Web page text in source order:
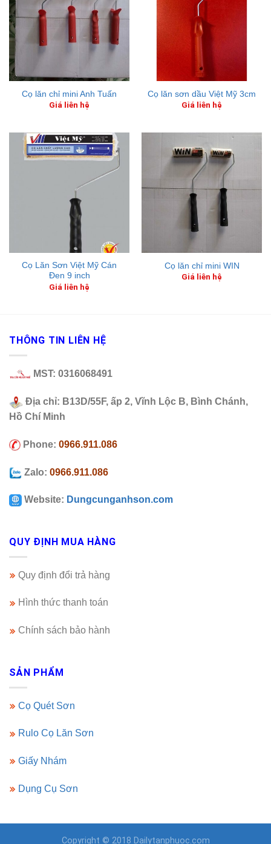
Cọ lăn chỉ mini Anh Tuấn
Giá liên hệ
Cọ lăn sơn dầu Việt Mỹ 3cm
Giá liên hệ
Cọ Lăn Sơn Việt Mỹ Cán
Đen 9 inch
Giá liên hệ
Cọ lăn chỉ mini WIN
Giá liên hệ
THÔNG TIN LIÊN HỆ
MST: 0316068491
Địa chỉ: B13D/55F, ấp 2, Vĩnh Lộc B, Bình Chánh,
Hồ Chí Minh
Phone: 0966.911.086
Zalo: 0966.911.086
Website: Dungcunganhson.com
QUY ĐỊNH MUA HÀNG
Quy định đổi trả hàng
Hình thức thanh toán
Chính sách bảo hành
SẢN PHẨM
Cọ Quét Sơn
Rulo Cọ Lăn Sơn
Giấy Nhám
Dụng Cụ Sơn
Copyright © 2018 Dailytanphuoc.com